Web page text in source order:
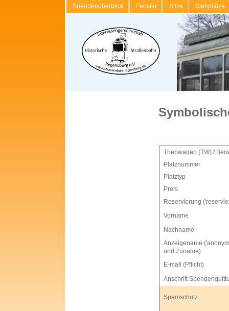
Spendenüberblick Fenster Sitze Stehplätze
Triebwagen (TW) /
Platznummer
Platztyp
Preis
Reservierung
Vorname
Nachname
Anzeigename
und Zuname)
E-mail (Pflicht)
Anschrift
Spamschutz